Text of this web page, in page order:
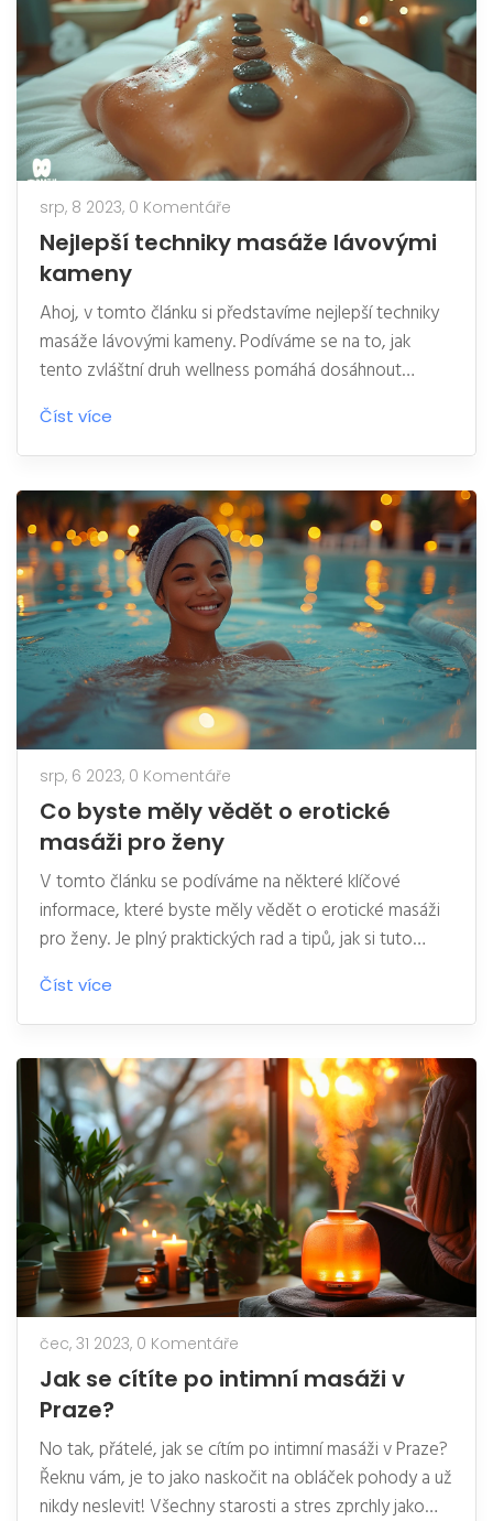
srp, 8 2023, 0 Komentáře
Nejlepší techniky masáže lávovými
kameny
Ahoj, v tomto článku si představíme nejlepší techniky
masáže lávovými kameny. Podíváme se na to, jak
tento zvláštní druh wellness pomáhá dosáhnout
hluboké relaxace a co pro tuto masáž můžete
očekávat. Prozkoumáme také, proč je masáž lávovými
kameny tak oblíbená a jaké jsou její hlavní přínosy.
Připravte se na cestu do světa absolutního odpočinku
a blahobytu.
Číst více
srp, 6 2023, 0 Komentáře
Co byste měly vědět o erotické
masáži pro ženy
V tomto článku se podíváme na některé klíčové
informace, které byste měly vědět o erotické masáži
pro ženy. Je plný praktických rad a tipů, jak si tuto
zkušenost co nejvíce užít. Zjistíme také, jaké mohou
být výhody eroické masáže pro vaše zdraví a pohodu.
Jako muž a bloger, který se zabývá touto tématikou,
věřím, že vám tyto informace mohou být velmi
užitečné.
Číst více
čec, 31 2023, 0 Komentáře
Jak se cítíte po intimní masáži v
Praze?
No tak, přátelé, jak se cítím po intimní masáži v Praze?
Řeknu vám, je to jako naskočit na obláček pohody a už
nikdy neslevit! Všechny starosti a stres zprchly jako